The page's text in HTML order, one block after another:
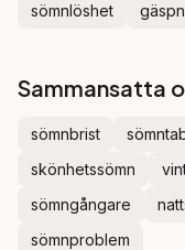
sömnlöshet
Sammansatta
sömnbrist
skönhetssömn
sömngångare
sömnproblem